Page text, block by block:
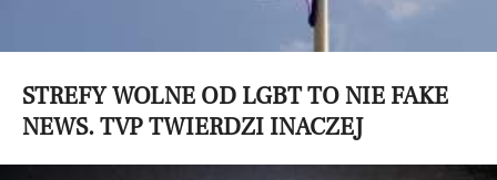
STREFY WOLNE OD LGBT TO NIE FAKE
NEWS. TVP TWIERDZI INACZEJ